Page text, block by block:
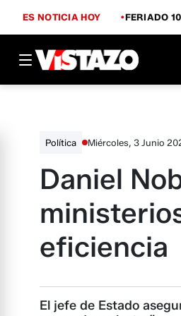
ES NOTICIA HOY FERIADO
Política Miércoles, 3 Junio
Daniel
eficiencia
El jefe de Estado